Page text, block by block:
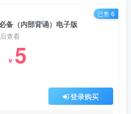
备（内部背诵）电子版
查看
￥ 5
登录购买
已售 6